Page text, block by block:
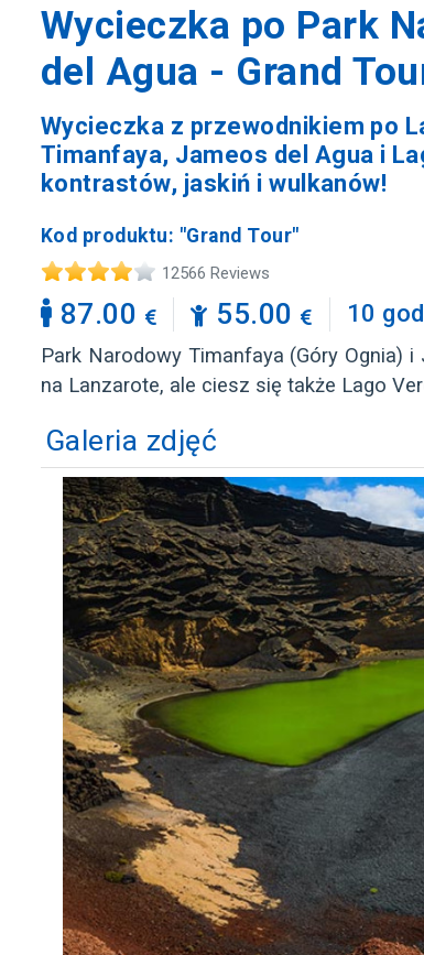
Wycieczka po Park
del Agua - Grand
Wycieczka z przewodnikiem po
Timanfaya, Jameos del Agua i
kontrastów, jaskiń i wulkanów!
Kod produktu: "Grand Tour"
12566 Reviews
87.00 55.00 10
Park Narodowy Timanfaya (Góry Ognia)
na Lanzarote, ale ciesz się także Lago
Galeria zdjęć